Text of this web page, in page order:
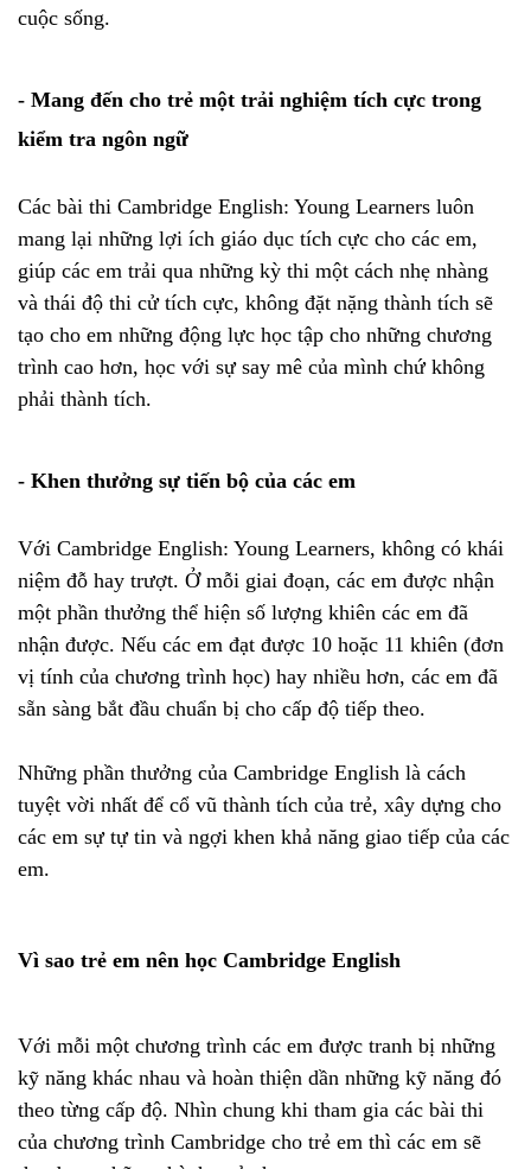
cuộc sống.
- Mang đến cho trẻ một trải nghiệm tích cực trong
kiểm tra ngôn ngữ
Các bài thi Cambridge English: Young Learners luôn
mang lại những lợi ích giáo dục tích cực cho các em,
giúp các em trải qua những kỳ thi một cách nhẹ nhàng
và thái độ thi cử tích cực, không đặt nặng thành tích sẽ
tạo cho em những động lực học tập cho những chương
trình cao hơn, học với sự say mê của mình chứ không
phải thành tích.
- Khen thưởng sự tiến bộ của các em
Với Cambridge English: Young Learners, không có khái
niệm đỗ hay trượt. Ở mỗi giai đoạn, các em được nhận
một phần thưởng thể hiện số lượng khiên các em đã
nhận được. Nếu các em đạt được 10 hoặc 11 khiên (đơn
vị tính của chương trình học) hay nhiều hơn, các em đã
sẵn sàng bắt đầu chuẩn bị cho cấp độ tiếp theo.
Những phần thưởng của Cambridge English là cách
tuyệt vời nhất để cổ vũ thành tích của trẻ, xây dựng cho
các em sự tự tin và ngợi khen khả năng giao tiếp của các
em.
Vì sao trẻ em nên học Cambridge English
Với mỗi một chương trình các em được tranh bị những
kỹ năng khác nhau và hoàn thiện dần những kỹ năng đó
theo từng cấp độ. Nhìn chung khi tham gia các bài thi
của chương trình Cambridge cho trẻ em thì các em sẽ